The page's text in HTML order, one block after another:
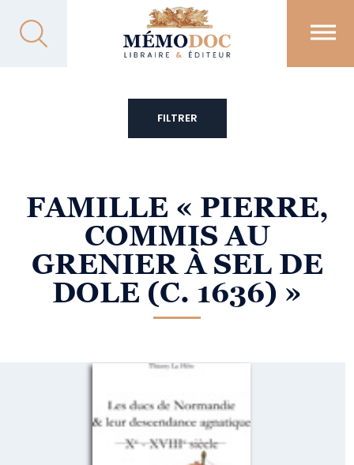
FAMILLE « PIERRE,
COMMIS AU
GRENIER À SEL DE
DOLE (C. 1636) »
FILTRER